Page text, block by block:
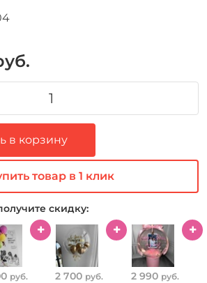
в корзину
товар в 1 клик
скидку:
руб. 2 700 руб. 2 990 руб.